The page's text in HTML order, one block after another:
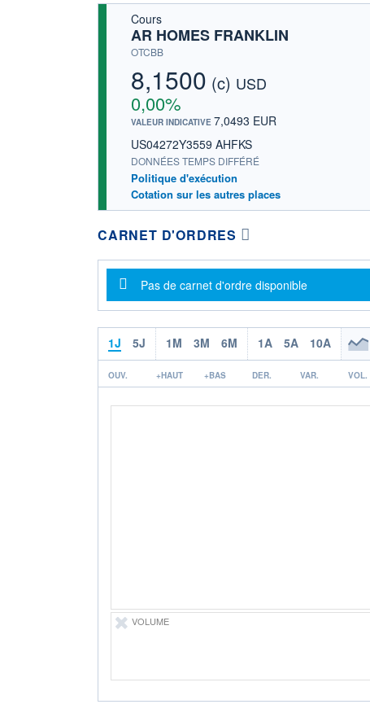
Cours
AR HOMES FRANKLIN
OTCBB
8,1500 (c) USD
0,00%
VALEUR INDICATIVE 7,0493 EUR
US04272Y3559 AHFKS
DONNÉES TEMPS DIFFÉRÉ
Politique d'exécution
Cotation sur les autres places
CARNET D'ORDRES
Message d'information
Pas de carnet d'ordre disponible
1J 5J 1M 3M 6M 1A 5A 10A
OUV. +HAUT +BAS DER. VAR. VOL.
VOLUME